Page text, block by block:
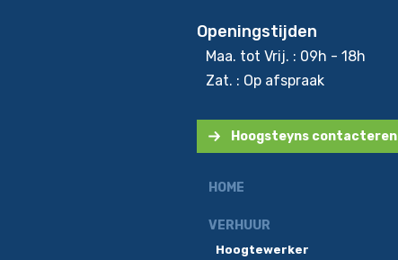
Openingstijden
Maa. tot Vrij. : 09h - 18h
Zat. : Op afspraak
Hoogsteyns contacteren
HOME
VERHUUR
Hoogtewerker